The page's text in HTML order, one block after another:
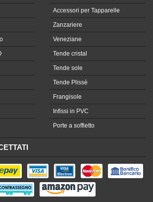
Accessori per Tapparelle
Zanzariere
Veneziane
Tende cristal
Tende sole
Tende Plissè
Frangisole
Infissi in PVC
Porte a soffietto